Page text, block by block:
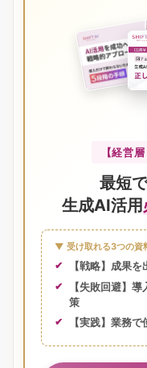
【経営
最短
生成AI活用
▼ 受け取れる3つの資
【戦略】成果
【失敗回避】
策
【実践】業務